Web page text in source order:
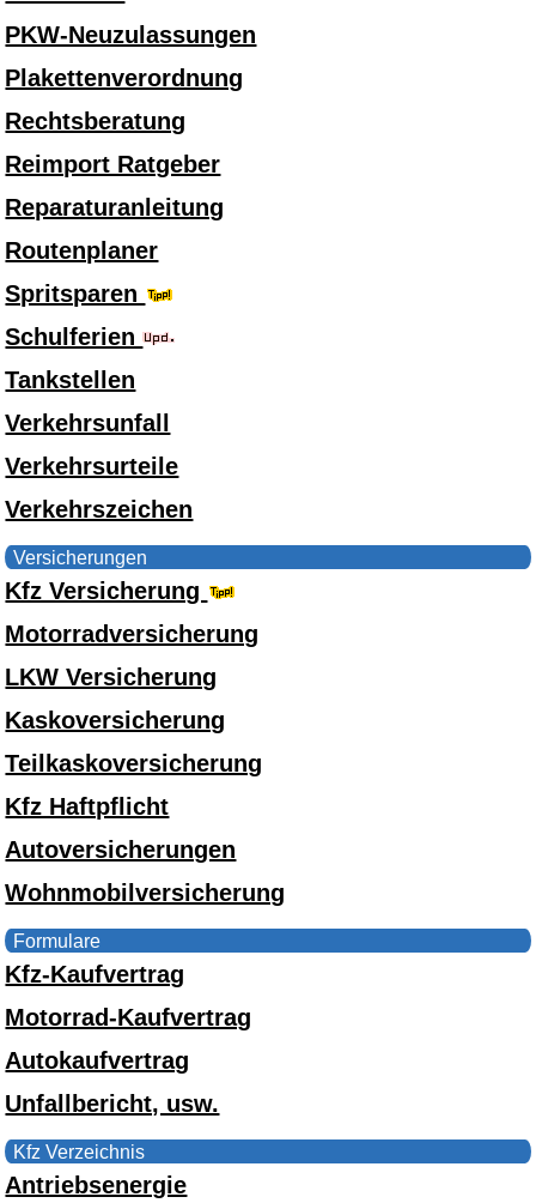
PKW-Neuzulassungen
Plakettenverordnung
Rechtsberatung
Reimport Ratgeber
Reparaturanleitung
Routenplaner
Spritsparen
Schulferien
Tankstellen
Verkehrsunfall
Verkehrsurteile
Verkehrszeichen
Versicherungen
Kfz Versicherung
Motorradversicherung
LKW Versicherung
Kaskoversicherung
Teilkaskoversicherung
Kfz Haftpflicht
Autoversicherungen
Wohnmobilversicherung
Formulare
Kfz-Kaufvertrag
Motorrad-Kaufvertrag
Autokaufvertrag
Unfallbericht, usw.
Kfz Verzeichnis
Antriebsenergie